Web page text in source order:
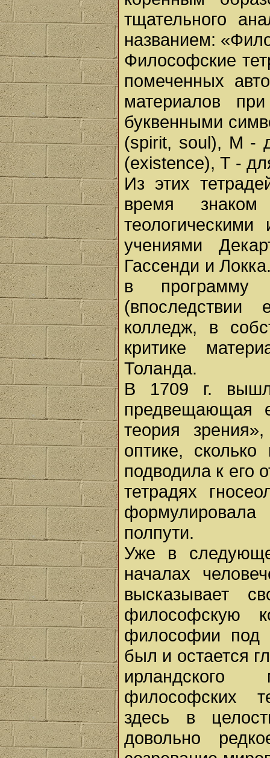
тщательного
названием:
Философские
помеченных
материалов
буквенными
(spirit, soul), Μ -
(existence), Т -
Из этих
время
учениями
Гассенди и
в программу
(впоследствии
колледж, в
критике
Толанда.
В 1709 г.
предвещающая
теория
оптике,
подводила к его
тетрадях
полпути.
Уже в
началах
высказывает
философскую
философии под
был и остается
философских
здесь в
довольно